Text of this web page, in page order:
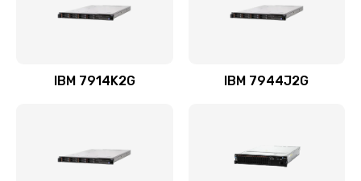
IBM 7914K2G IBM 7944J2G